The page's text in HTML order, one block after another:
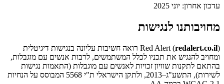
עדכון אחרון: יוני 2025
מחויבותנו לנגישות
Red Alert (redalert.co.il
) רואה חשיבות עליונה בנגישות דיגיטלית
ומחויב להנגיש את תכניו לכלל המשתמשים, לרבות אנשים עם מוגבלות,
בהתאם לתקנות שוויון זכויות לאנשים עם מוגבלות (התאמות נגישות
לשירות), התשע"ג–2013, ולתקן הישראלי ת"י 5568 המבוסס על הנחיות